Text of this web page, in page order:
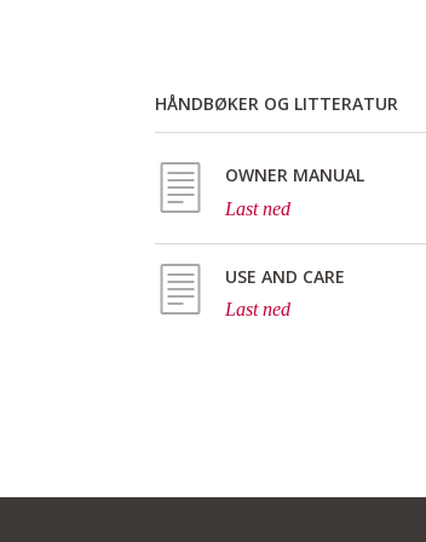
HÅNDBØKER OG LITTERATUR
OWNER MANUAL
Last ned
USE AND CARE
Last ned